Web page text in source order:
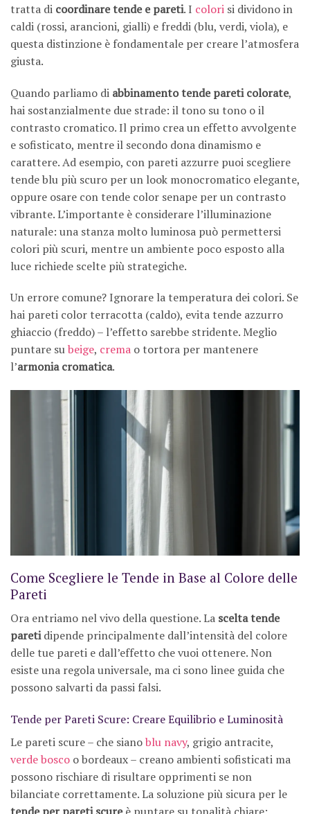
tratta di coordinare tende e pareti. I colori si dividono in
caldi (rossi, arancioni, gialli) e freddi (blu, verdi, viola), e
questa distinzione è fondamentale per creare l’atmosfera
giusta.
Quando parliamo di abbinamento tende pareti colorate,
hai sostanzialmente due strade: il tono su tono o il
contrasto cromatico. Il primo crea un effetto avvolgente
e sofisticato, mentre il secondo dona dinamismo e
carattere. Ad esempio, con pareti azzurre puoi scegliere
tende blu più scuro per un look monocromatico elegante,
oppure osare con tende color senape per un contrasto
vibrante. L’importante è considerare l’illuminazione
naturale: una stanza molto luminosa può permettersi
colori più scuri, mentre un ambiente poco esposto alla
luce richiede scelte più strategiche.
Un errore comune? Ignorare la temperatura dei colori. Se
hai pareti color terracotta (caldo), evita tende azzurro
ghiaccio (freddo) – l’effetto sarebbe stridente. Meglio
puntare subeige, crema o tortora per mantenere
l’armonia cromatica.
Come Scegliere le Tende in Base al Colore delle
Pareti
Ora entriamo nel vivo della questione. La scelta tende
paretidipende principalmente dall’intensità del colore
delle tue pareti e dall’effetto che vuoi ottenere. Non
esiste una regola universale, ma ci sono linee guida che
possono salvarti da passi falsi.
Tende per Pareti Scure: Creare Equilibrio e Luminosità
Le pareti scure – che sianoblu navy, grigio antracite,
verde bosco o bordeaux – creano ambienti sofisticati ma
possono rischiare di risultare opprimenti se non
bilanciate correttamente. La soluzione più sicura per le
tende per pareti scureè puntare su tonalità chiare: